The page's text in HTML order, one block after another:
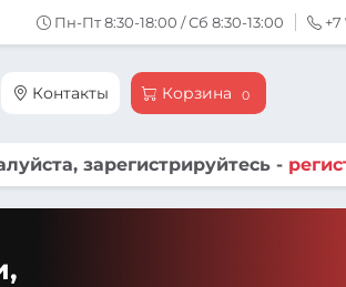
Пн-Пт 8:30-18:00 / Сб 8:30-13:00 +7
Контакты Корзина 0
зарегистрируйтесь -